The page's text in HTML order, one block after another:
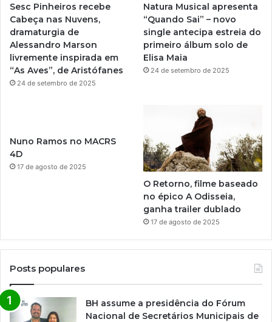
a
m
Sesc Pinheiros recebe
Cabeça nas Nuvens,
dramaturgia de
Alessandro Marson
livremente inspirada em
“As Aves”, de Aristófanes
24 de setembro de 2025
Natura Musical apresenta
“Quando Sai” – novo
single antecipa estreia do
primeiro álbum solo de
Elisa Maia
24 de setembro de 2025
Nuno Ramos no MACRS
4D
17 de agosto de 2025
O Retorno, filme baseado
no épico A Odisseia,
ganha trailer dublado
17 de agosto de 2025
Posts populares
BH assume a presidência do Fórum
Nacional de Secretários Municipais de